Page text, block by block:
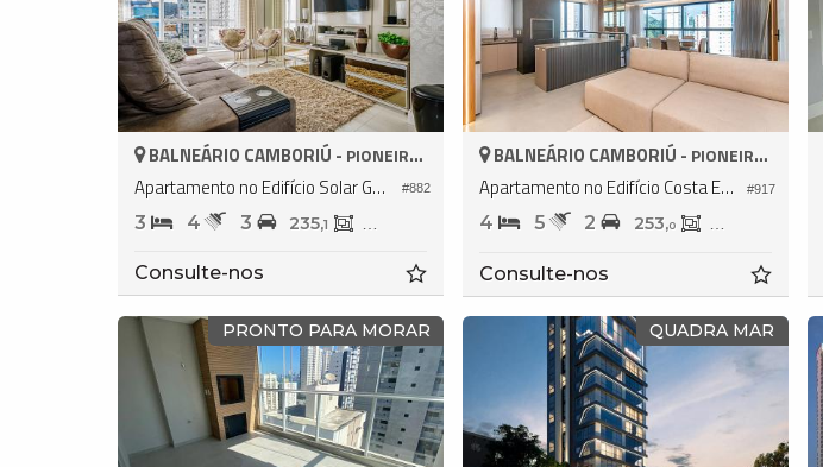
#882
BALNEÁRIO CAMBORIÚ - PIONEIROS
Apartamento no Edifício Solar Gonçalves
3 4 3 235,1 158,
Consulte-nos
#917
BALNEÁRIO CAMBORIÚ - PIONEIROS
Apartamento no Edifício Costa Esmeralda Residence
4 5 2 253,0 136,
Consulte-nos
PRONTO PARA MORAR QUADRA MAR